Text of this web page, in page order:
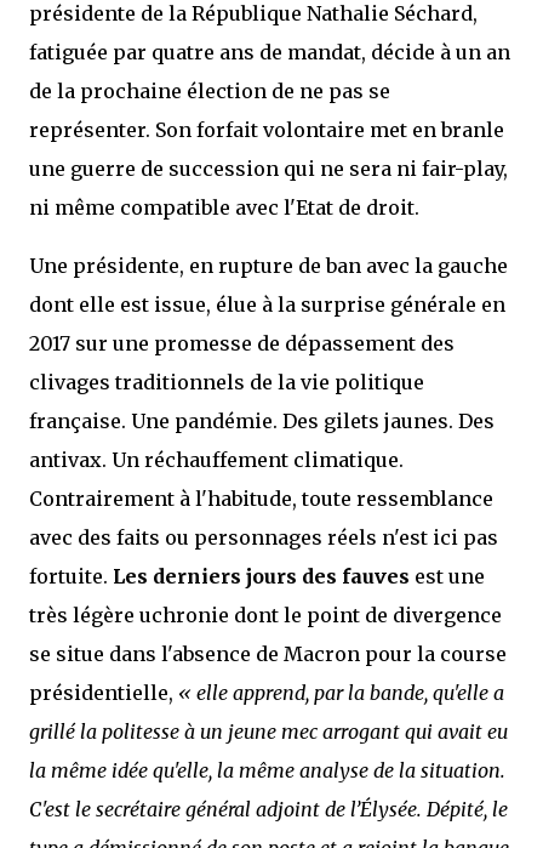
présidente de la République Nathalie Séchard,
fatiguée par quatre ans de mandat, décide à un an
de la prochaine élection de ne pas se
représenter. Son forfait volontaire met en branle
une guerre de succession qui ne sera ni fair-play,
ni même compatible avec l'Etat de droit.
Une présidente, en rupture de ban avec la gauche
dont elle est issue, élue à la surprise générale en
2017 sur une promesse de dépassement des
clivages traditionnels de la vie politique
française. Une pandémie. Des gilets jaunes. Des
antivax. Un réchauffement climatique.
Contrairement à l'habitude, toute ressemblance
avec des faits ou personnages réels n'est ici pas
fortuite. Les derniers jours des fauves est une
très légère uchronie dont le point de divergence
se situe dans l'absence de Macron pour la course
présidentielle, « elle apprend, par la bande, qu'elle a
grillé la politesse à un jeune mec arrogant qui avait eu
la même idée qu'elle, la même analyse de la situation.
C'est le secrétaire général adjoint de l’Élysée. Dépité, le